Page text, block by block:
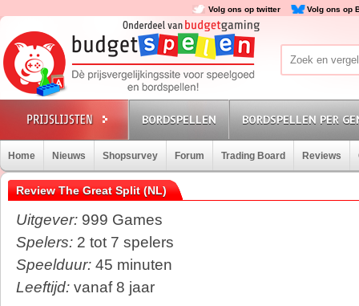
Volg ons op twitter Volg ons op
BORDSPELLEN BORDSPELLEN PER
Home Nieuws Shopsurvey Forum Trading Board Reviews
Review The Great Split (NL)
Uitgever: 999 Games
Spelers: 2 tot 7 spelers
Speelduur: 45 minuten
Leeftijd: vanaf 8 jaar